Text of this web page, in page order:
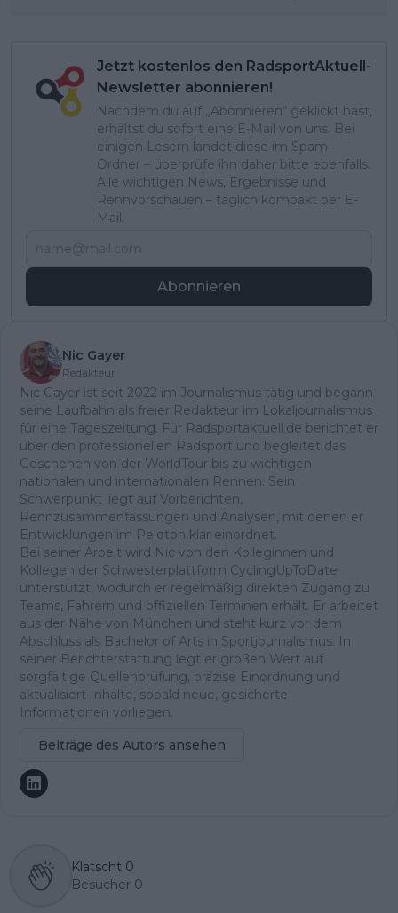
Jetzt kostenlos den RadsportAktuell-
Newsletter abonnieren!
Nachdem du auf „Abonnieren“ geklickt hast,
erhältst du sofort eine E-Mail von uns. Bei
einigen Lesern landet diese im Spam-
Ordner – überprüfe ihn daher bitte ebenfalls.
Alle wichtigen News, Ergebnisse und
Rennvorschauen – täglich kompakt per E-
Mail.
Abonnieren
Nic Gayer
Redakteur
Nic Gayer ist seit 2022 im Journalismus tätig und begann
seine Laufbahn als freier Redakteur im Lokaljournalismus
für eine Tageszeitung. Für Radsportaktuell.de berichtet er
über den professionellen Radsport und begleitet das
Geschehen von der WorldTour bis zu wichtigen
nationalen und internationalen Rennen. Sein
Schwerpunkt liegt auf Vorberichten,
Rennzusammenfassungen und Analysen, mit denen er
Entwicklungen im Peloton klar einordnet.
Bei seiner Arbeit wird Nic von den Kolleginnen und
Kollegen der Schwesterplattform CyclingUpToDate
unterstützt, wodurch er regelmäßig direkten Zugang zu
Teams, Fahrern und offiziellen Terminen erhält. Er arbeitet
aus der Nähe von München und steht kurz vor dem
Abschluss als Bachelor of Arts in Sportjournalismus. In
seiner Berichterstattung legt er großen Wert auf
sorgfältige Quellenprüfung, präzise Einordnung und
aktualisiert Inhalte, sobald neue, gesicherte
Informationen vorliegen.
Beiträge des Autors ansehen
Klatscht 0
Besucher 0